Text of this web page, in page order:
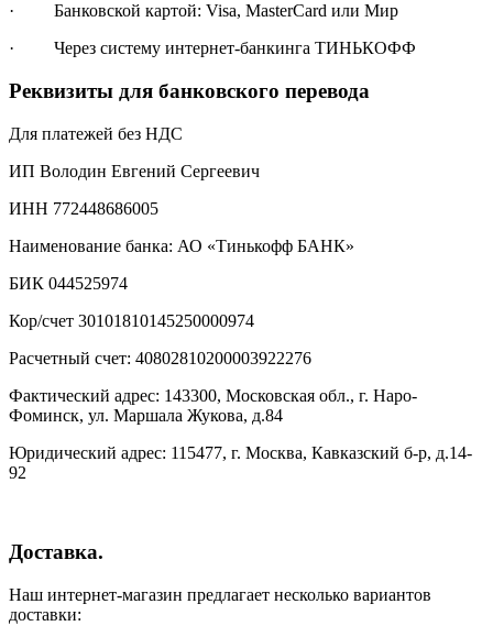
· Банковской картой: Visa, MasterCard или Мир
· Через систему интернет-банкинга ТИНЬКОФФ
Реквизиты для банковского перевода
Для платежей без НДС
ИП Володин Евгений Сергеевич
ИНН 772448686005
Наименование банка: АО «Тинькофф БАНК»
БИК 044525974
Кор/счет 30101810145250000974
Расчетный счет: 40802810200003922276
Фактический адрес: 143300, Московская обл., г. Наро-
Фоминск, ул. Маршала Жукова, д.84
Юридический адрес: 115477, г. Москва, Кавказский б-р, д.14-
92
Доставка.
Наш интернет-магазин предлагает несколько вариантов
доставки: